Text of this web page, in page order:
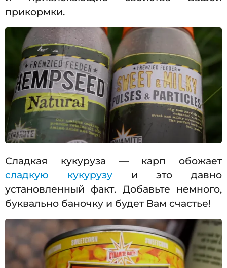
прикормки.
Сладкая кукуруза — карп обожает
сладкую кукурузуи это давно
установленный факт. Добавьте немного,
буквально баночку и будет Вам счастье!